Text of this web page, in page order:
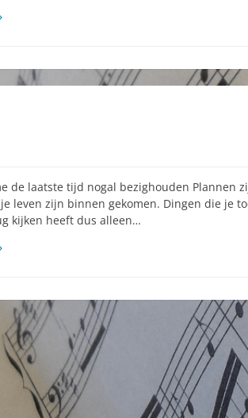
de laatste tijd nogal bezighouden Plannen
leven zijn binnen gekomen. Dingen die je
kijken heeft dus alleen…